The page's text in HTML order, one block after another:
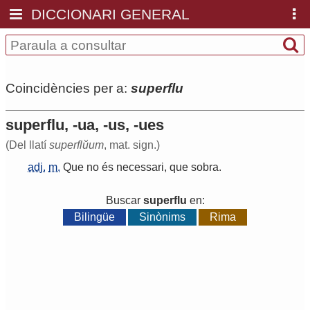
DICCIONARI GENERAL
Coincidències per a: superflu
superflu, -ua, -us, -ues
(Del llatí superflŭum, mat. sign.)
adj. m. Que no és necessari, que sobra.
Buscar superflu en:
Bilingüe
Sinònims Rima